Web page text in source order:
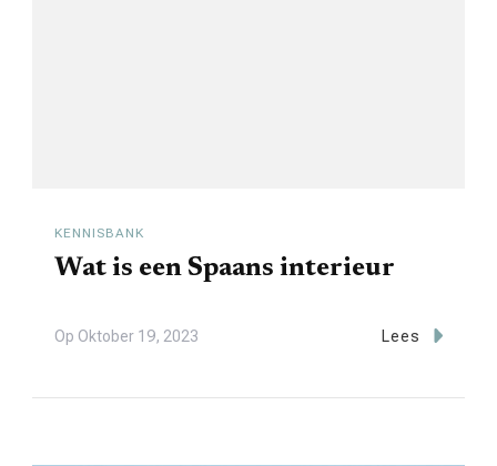
KENNISBANK
Wat is een Spaans interieur
Op Oktober 19, 2023 Lees